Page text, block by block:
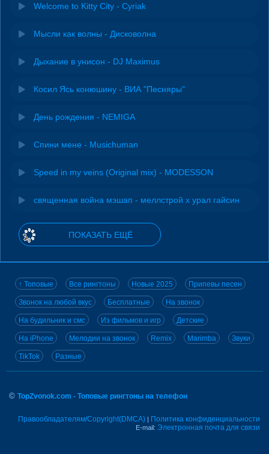
Welcome to Kitty City - Cyriak
Мысли как волны - Дисковолна
Дыхание в унисон - DJ Maximus
Косил Ясь конюшину - ВИА "Песняры"
День рождения - NEMIGA
Спини мене - Musichuman
Speed in my veins (Original mix) - MODESSON
священная война мэшап - меллстрой х урал гайсин
ПОКАЗАТЬ ЕЩЁ
↑ Топовые Все рингтоны Новые 2025 Припевы песен
Звонок на любой вкус Бесплатные На звонок
На будильник и смс Из фильмов и игр Детские
На iPhone Мелодии на звонок Remix Marimba Звуки
TikTok Разные
© TopZvonok.com - Топовые рингтоны на телефон
Правообладателям/Copyright(DMCA) | Политика конфиденциальности
E-mail: Электронная почта для связи